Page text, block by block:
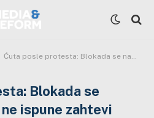
Ćuta posle protesta: Blokada se nastavlja dok se ne ispune zahtevi
Blokada se
ispune zahtevi